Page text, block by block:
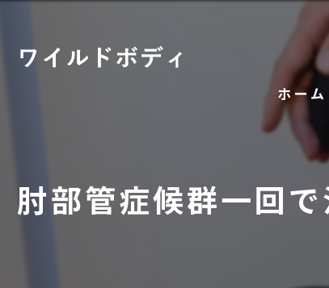
ホーム
肘部管症候群一回